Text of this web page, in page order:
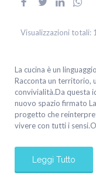
Visualizzazioni totali:
La cucina è un
Racconta un territorio,
convivialità.Da questa
nuovo spazio firmato
progetto che
vivere con tutti i
Leggi Tutto